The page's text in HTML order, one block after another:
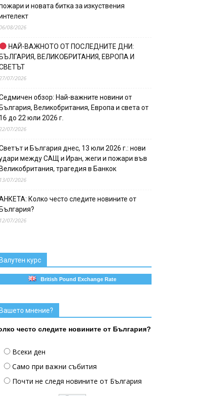
и новата битка за изкуствения
08/2026
НАЙ-ВАЖНОТО ОТ ПОСЛЕДНИТЕ ДНИ:
ВЕЛИКОБРИТАНИЯ, ЕВРОПА И
07/2026
обзор: Най-важните новини от
Великобритания, Европа и света от
до 22 юли 2026 г.
07/2026
и България днес, 13 юли 2026 г.: нови
между САЩ и Иран, жеги и пожари във
трагедия в Банкок
07/2026
Колко често следите новините от
07/2026
курс
British Pound Exchange Rate
мнение?
често следите новините от България?
Всеки ден
Само при важни събития
Почти не следя новините от България